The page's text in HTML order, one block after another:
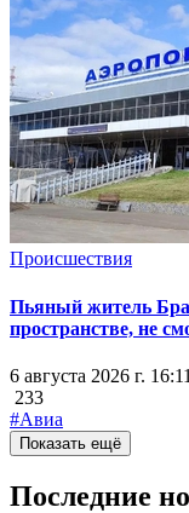
Происшествия
Пьяный житель
пространстве, не
6 августа 2026 г. 16:11
233
#Авиа
Показать ещё
Последние